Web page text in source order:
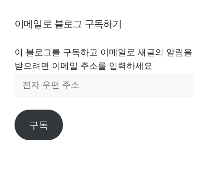
이메일로 블로그 구독하기
이 블로그를 구독하고 이메일로 새글의 알림을
받으려면 이메일 주소를 입력하세요
편
주
구독